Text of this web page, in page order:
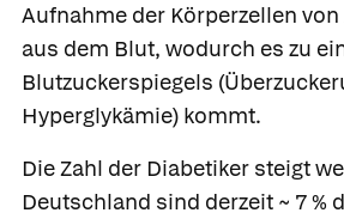
Aufnahme der Körperzellen von
aus dem Blut, wodurch es zu
Blutzuckerspiegels (
Hyperglykämie) kommt.
Die Zahl der Diabetiker steigt
Deutschland sind derzeit ~ 7 %